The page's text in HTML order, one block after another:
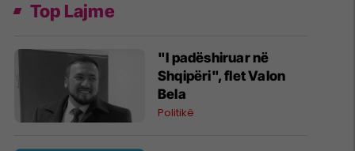
Top Lajme
"I padëshiruar në
Shqipëri", flet Valon
Bela
Politikë